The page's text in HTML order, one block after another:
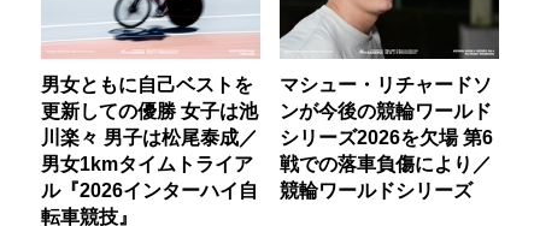
男女ともに自己ベストを
更新しての優勝 女子は池
川楽々 男子は松尾泰成／
男女1kmタイムトライア
ル『2026インターハイ自
転車競技』
マシュー・リチャードソ
ンが今後の競輪ワールド
シリーズ2026を欠場 第6
戦での落車負傷により／
競輪ワールドシリーズ